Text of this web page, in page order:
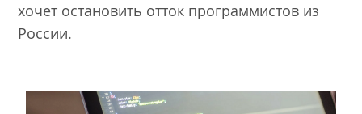
хочет остановить отток программистов из
России.